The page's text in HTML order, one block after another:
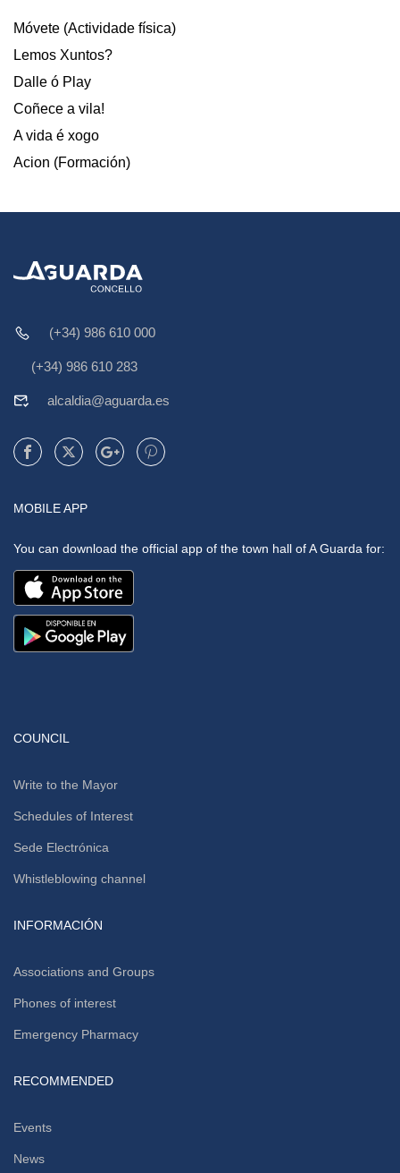
Móvete (Actividade física)
Lemos Xuntos?
Dalle ó Play
Coñece a vila!
A vida é xogo
Acion (Formación)
(+34) 986 610 000
(+34) 986 610 283
alcaldia@aguarda.es
MOBILE APP
You can download the official app of the town hall of A Guarda for:
COUNCIL
Write to the Mayor
Schedules of Interest
Sede Electrónica
Whistleblowing channel
INFORMACIÓN
Associations and Groups
Phones of interest
Emergency Pharmacy
RECOMMENDED
Events
News